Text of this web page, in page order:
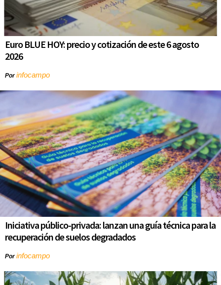
Euro BLUE HOY: precio y cotización de este 6 agosto
2026
Porinfocampo
Iniciativa público-privada: lanzan una guía técnica para la
recuperación de suelos degradados
Porinfocampo